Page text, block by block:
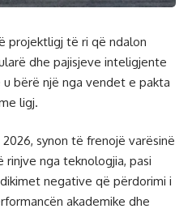
projektligj të ri që ndalon
dhe pajisjeve inteligjente
bërë një nga vendet e pakta
ligj.
synon të frenojë varësinë
nga teknologjia, pasi
negative që përdorimi i
akademike dhe